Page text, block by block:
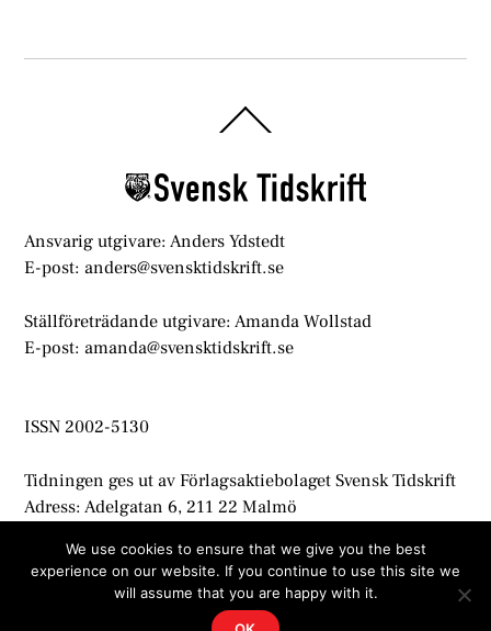
To
Ansvarig utgivare: Anders Ydstedt
E-post: anders@svensktidskrift.se
Ställföreträdande utgivare: Amanda Wollstad
E-post: amanda@svensktidskrift.se
ISSN 2002-5130
Tidningen ges ut av Förlagsaktiebolaget Svensk Tidskrift
Adress: Adelgatan 6, 211 22 Malmö
© Svensk Tidskrift 2021
We use cookies to ensure that we give you the best
experience on our website. If you continue to use this site we
will assume that you are happy with it.